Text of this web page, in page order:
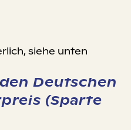
siehe unten
Deutschen
(Sparte